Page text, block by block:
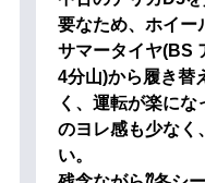
要なため、ホイー
サマータイヤ(BS
4分山)から履き替
く、運転が楽に
のヨレ感も少なく
い。